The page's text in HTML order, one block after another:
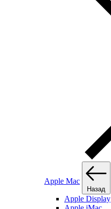
Apple Mac
Назад
Apple Display